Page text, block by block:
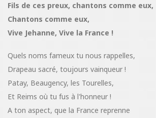
Fils de ces preux, chantons comme eux,
Chantons comme eux,
Vive Jehanne, Vive la France !
Quels noms fameux tu nous rappelles,
Drapeau sacré, toujours vainqueur !
Patay, Beaugency, les Tourelles,
Et Reims où tu fus à l'honneur !
A ton aspect, que la France reprenne